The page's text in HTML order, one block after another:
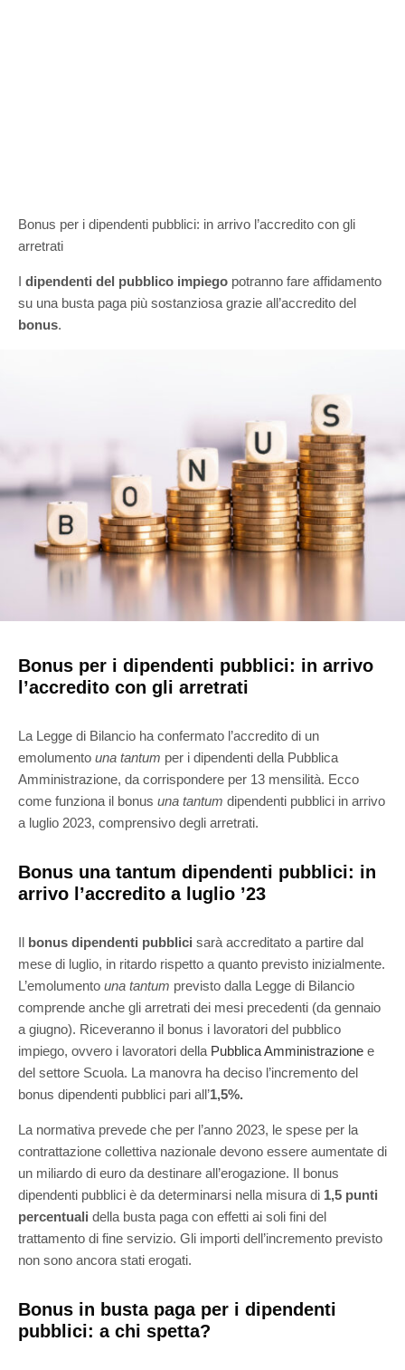
Bonus per i dipendenti pubblici: in arrivo l’accredito con gli
arretrati
dipendenti del pubblico impiego potranno fare affidamento
su una busta paga più sostanziosa grazie all’accredito del
bonus.
Bonus per i dipendenti pubblici: in arrivo
l’accredito con gli arretrati
La Legge di Bilancio ha confermato l’accredito di un
emolumento una tantum per i dipendenti della Pubblica
Amministrazione, da corrispondere per 13 mensilità. Ecco
come funziona il bonus una tantum dipendenti pubblici in arrivo
a luglio 2023, comprensivo degli arretrati.
Bonus una tantum dipendenti pubblici: in
arrivo l’accredito a luglio ’23
Il bonus dipendenti pubblici sarà accreditato a partire dal
mese di luglio, in ritardo rispetto a quanto previsto inizialmente.
L’emolumento una tantum previsto dalla Legge di Bilancio
comprende anche gli arretrati dei mesi precedenti (da gennaio
a giugno). Riceveranno il bonus i lavoratori del pubblico
impiego, ovvero i lavoratori della Pubblica Amministrazione e
del settore Scuola. La manovra ha deciso l’incremento del
bonus dipendenti pubblici pari all’1,5%.
La normativa prevede che per l’anno 2023, le spese per la
contrattazione collettiva nazionale devono essere aumentate di
un miliardo di euro da destinare all’erogazione. Il bonus
dipendenti pubblici è da determinarsi nella misura di 1,5 punti
percentuali della busta paga con effetti ai soli fini del
trattamento di fine servizio. Gli importi dell’incremento previsto
non sono ancora stati erogati.
Bonus in busta paga per i dipendenti
pubblici: a chi spetta?